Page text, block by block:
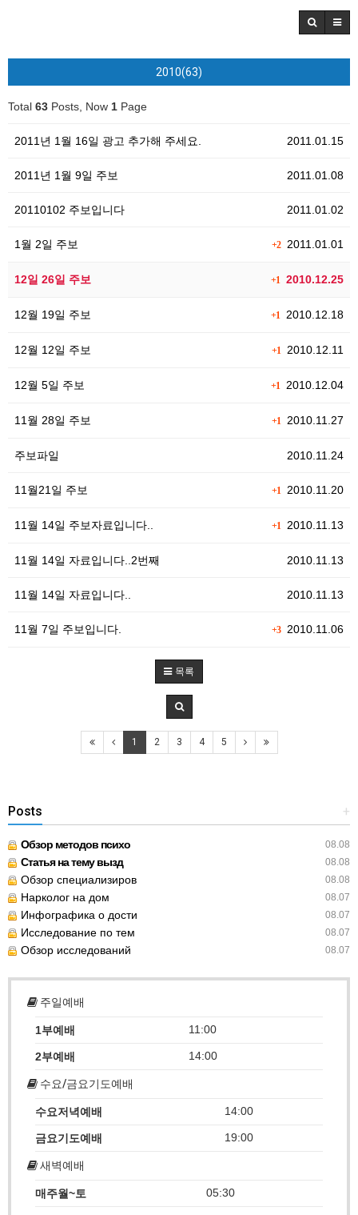
2010(63)
Total 63 Posts, Now 1 Page
2011.01.15
2011년 1월 16일 광고 추가해 주세요.
2011.01.08
2011년 1월 9일 주보
2011.01.02
20110102 주보입니다
+22011.01.01
1월 2일 주보
+1 2010.12.25
12일 26일 주보
+1 2010.12.18
12월 19일 주보
+1 2010.12.11
12월 12일 주보
+1 2010.12.04
12월 5일 주보
+1 2010.11.27
11월 28일 주보
2010.11.24
주보파일
+1 2010.11.20
11월21일 주보
+1 2010.11.13
11월 14일 주보자료입니다..
2010.11.13
11월 14일 자료입니다..2번째
2010.11.13
11월 14일 자료입니다..
+32010.11.06
11월 7일 주보입니다.
목록
1 2 3 4 5
+
Posts
08.08
Обзор методов психо
08.08
Статья на тему вызд
08.08
Обзор специализиров
08.07
Нарколог на дом
08.07
Инфографика о дости
08.07
Исследование по тем
08.07
Обзор исследований
주일예배
1부예배 11:00
2부예배 14:00
수요/금요기도예배
수요저녁예배 14:00
금요기도예배 19:00
새벽예배
매주월~토 05:30